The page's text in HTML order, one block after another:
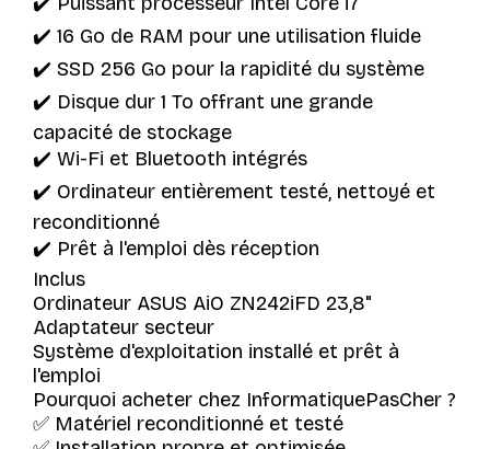
✔️ 16 Go de RAM pour une utilisation fluide
✔️ SSD 256 Go pour la rapidité du système
✔️ Disque dur 1 To offrant une grande
capacité de stockage
✔️ Wi-Fi et Bluetooth intégrés
✔️ Ordinateur entièrement testé, nettoyé et
reconditionné
✔️ Prêt à l'emploi dès réception
Inclus
Ordinateur ASUS AiO ZN242iFD 23,8"
Adaptateur secteur
Système d'exploitation installé et prêt à
l'emploi
Pourquoi acheter chez InformatiquePasCher ?
✅ Matériel reconditionné et testé